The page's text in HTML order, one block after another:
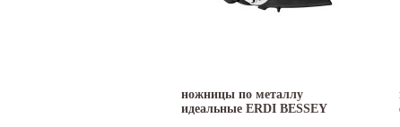
ножницы по металлу
идеальные ERDI BESSEY